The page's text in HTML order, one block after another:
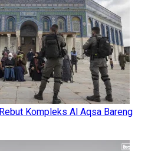
Kompleks Al Aqsa Bareng